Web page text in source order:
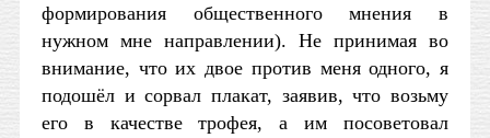
формирования общественного мнения в
нужном мне направлении). Не принимая во
внимание, что их двое против меня одного, я
подошёл и сорвал плакат, заявив, что возьму
его в качестве трофея, а им посоветовал